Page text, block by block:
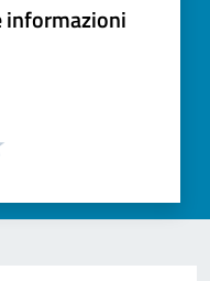
informazioni